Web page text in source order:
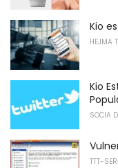
Kio
HEJMA
Kio
SOCIA
TTT-